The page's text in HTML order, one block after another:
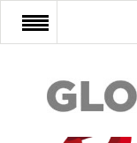
FŐOLDAL